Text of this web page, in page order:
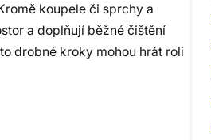
koupele či sprchy a
a doplňují běžné čištění
drobné kroky mohou hrát roli